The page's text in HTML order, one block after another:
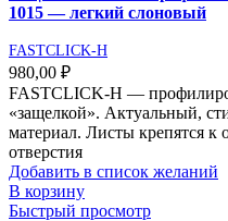
1015 — легкий слоновый
FASTCLICK-H
980,00 ₽
FASTCLICK-Н —
«защелкой». Актуальный,
материал. Листы крепятся к
отверстия
Добавить в список желаний
В корзину
Быстрый просмотр